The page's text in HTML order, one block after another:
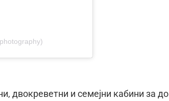
двокреветни и семејни кабини за до